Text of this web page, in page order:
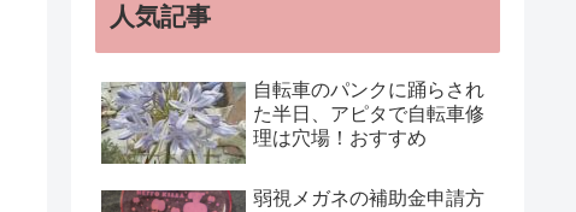
人気記事
自転車のパンクに踊らされ
た半日、アピタで自転車修
理は穴場！おすすめ
弱視メガネの補助金申請方